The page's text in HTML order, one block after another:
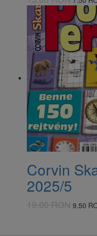
Corvin
2025/5
19.00 RON 9.50